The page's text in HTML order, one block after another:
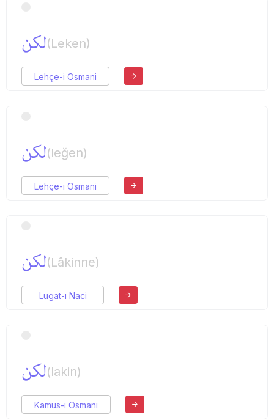
لكن(Leken)
Lehçe-i Osmani
لكن(leğen)
Lehçe-i Osmani
لكن(Lâkinne)
Lugat-ı Naci
لكن(lakin)
Kamus-ı Osmani